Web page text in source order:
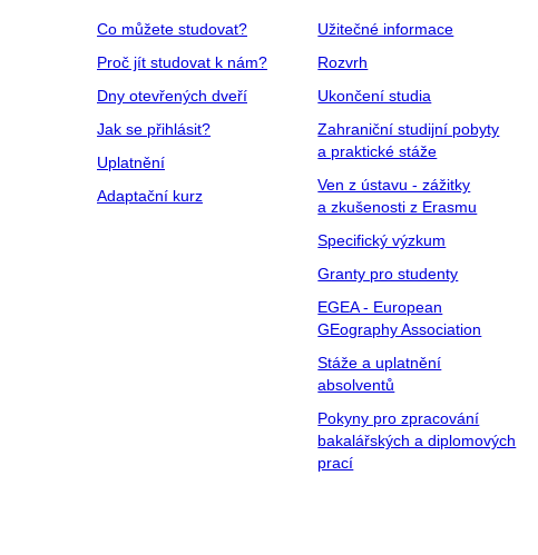
Co můžete studovat?
Proč jít studovat k nám?
Dny otevřených dveří
Jak se přihlásit?
Uplatnění
Adaptační kurz
Užitečné informace
Rozvrh
Ukončení studia
Zahraniční studijní pobyty
a praktické stáže
Ven z ústavu - zážitky
a zkušenosti z Erasmu
Specifický výzkum
Granty pro studenty
EGEA - European
GEography Association
Stáže a uplatnění
absolventů
Pokyny pro zpracování
bakalářských a diplomových
prací